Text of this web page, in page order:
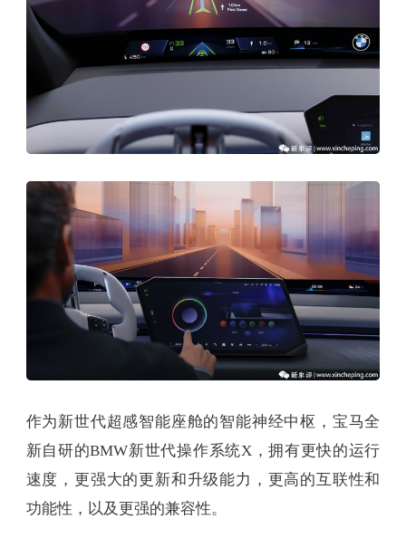
作为新世代超感智能座舱的智能神经中枢，宝马全
新自研的BMW新世代操作系统X，拥有更快的运行
速度，更强大的更新和升级能力，更高的互联性和
功能性，以及更强的兼容性。